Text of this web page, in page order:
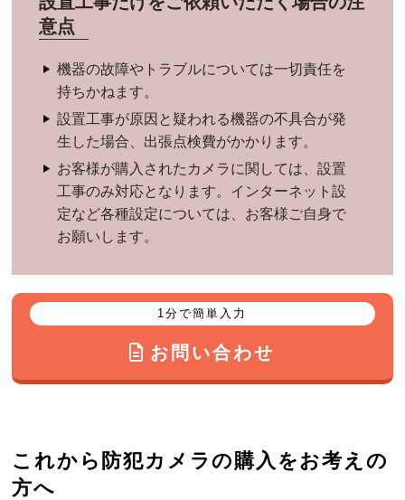
意点
機器の故障やトラブルについては一切責任を
持ちかねます。
設置工事が原因と疑われる機器の不具合が発
生した場合、出張点検費がかかります。
お客様が購入されたカメラに関しては、設置
工事のみ対応となります。インターネット設
定など各種設定については、お客様ご自身で
お願いします。
1分で簡単入力
お問い合わせ
これから防犯カメラの購入をお考えの
方へ